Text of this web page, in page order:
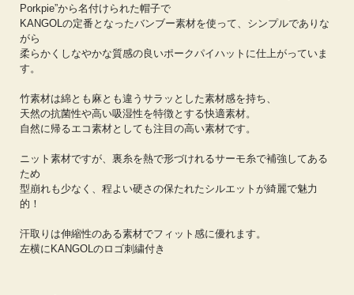
Porkpie”から名付けられた帽子で
KANGOLの定番となったバンブー素材を使って、シンプルでありな
がら
柔らかくしなやかな質感の良いポークパイハットに仕上がっていま
す。
竹素材は綿とも麻とも違うサラッとした素材感を持ち、
天然の抗菌性や高い吸湿性を特徴とする快適素材。
自然に帰るエコ素材としても注目の高い素材です。
ニット素材ですが、裏糸を熱で形づけれるサーモ糸で補強してある
ため
型崩れも少なく、程よい硬さの保たれたシルエットが綺麗で魅力
的！
汗取りは伸縮性のある素材でフィット感に優れます。
左横にKANGOLのロゴ刺繍付き